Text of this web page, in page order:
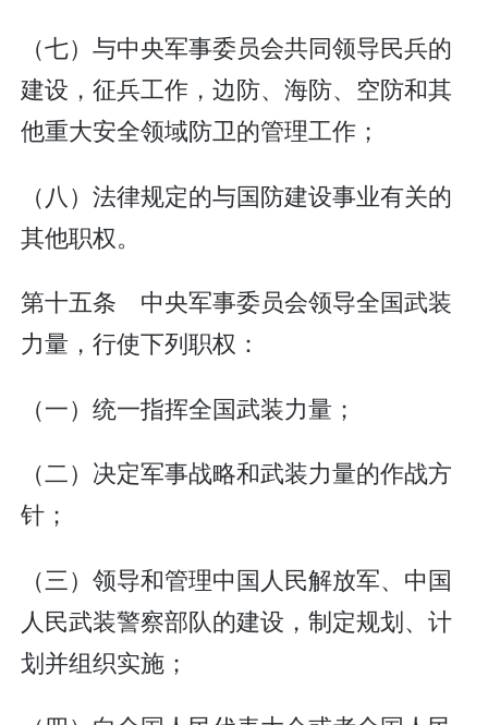
（七）与中央军事委员会共同领导民兵的
建设，征兵工作，边防、海防、空防和其
他重大安全领域防卫的管理工作；
（八）法律规定的与国防建设事业有关的
其他职权。
第十五条 中央军事委员会领导全国武装
力量，行使下列职权：
（一）统一指挥全国武装力量；
（二）决定军事战略和武装力量的作战方
针；
（三）领导和管理中国人民解放军、中国
人民武装警察部队的建设，制定规划、计
划并组织实施；